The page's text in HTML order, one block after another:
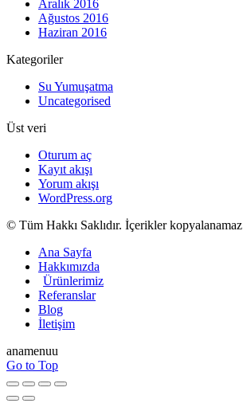
Aralık 2016
Ağustos 2016
Haziran 2016
Kategoriler
Su Yumuşatma
Uncategorised
Üst veri
Oturum aç
Kayıt akışı
Yorum akışı
WordPress.org
© Tüm Hakkı Saklıdır. İçerikler kopyalanamaz
Ana Sayfa
Hakkımızda
Ürünlerimiz
Referanslar
Blog
İletişim
anamenuu
Go to Top